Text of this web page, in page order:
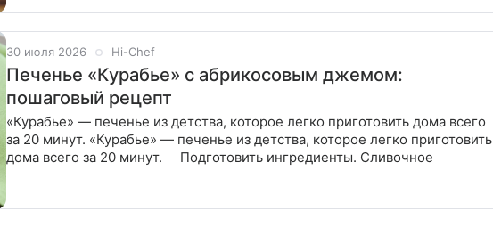
30 июля 2026 Hi-Chef
Печенье «Курабье» с абрикосовым джемом:
пошаговый рецепт
«Курабье» — печенье из детства, которое легко приготовить дома всего
за 20 минут. «Курабье» — печенье из детства, которое легко приготовить
дома всего за 20 минут. Подготовить ингредиенты. Сливочное